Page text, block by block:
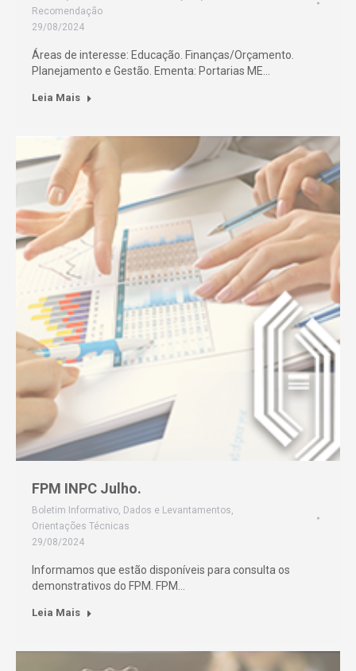
Recomendação
29/08/2024
Áreas de interesse: Educação. Finanças/Orçamento.
Planejamento e Gestão. Ementa: Portarias ME…
Leia Mais
FPM INPC Julho.
Boletim Informativo, Dados e Levantamentos,
Orientações Técnicas
29/08/2024
Informamos que estão disponíveis para consulta os
demonstrativos do FPM. FPM…
Leia Mais